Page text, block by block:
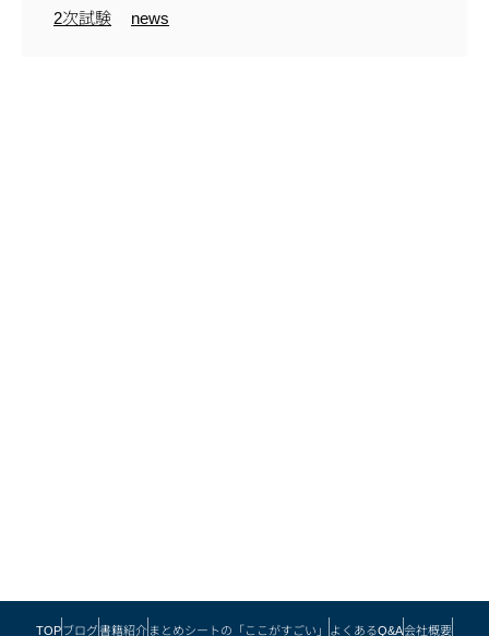
2次試験
news
TOPブログ書籍紹介 まとめシートの「ここがすごい」 よくあるQ&A会社概要